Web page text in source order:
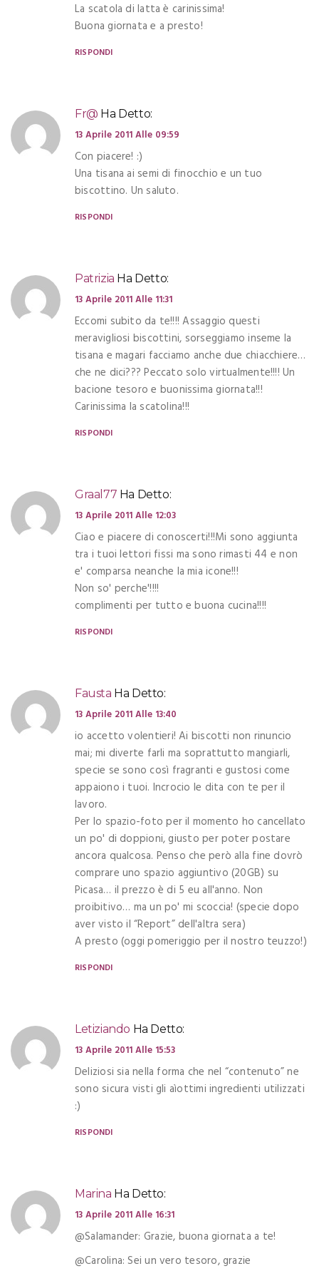
La scatola di latta è carinissima!
Buona giornata e a presto!
RISPONDI
Fr@ Ha Detto:
13 Aprile 2011 Alle 09:59
Con piacere! :)
Una tisana ai semi di finocchio e un tuo
biscottino. Un saluto.
RISPONDI
Patrizia Ha Detto:
13 Aprile 2011 Alle 11:31
Eccomi subito da te!!!! Assaggio questi
meravigliosi biscottini, sorseggiamo inseme la
tisana e magari facciamo anche due chiacchiere…
che ne dici??? Peccato solo virtualmente!!!! Un
bacione tesoro e buonissima giornata!!!
Carinissima la scatolina!!!
RISPONDI
Graal77 Ha Detto:
13 Aprile 2011 Alle 12:03
Ciao e piacere di conoscerti!!!Mi sono aggiunta
tra i tuoi lettori fissi ma sono rimasti 44 e non
e' comparsa neanche la mia icone!!!
Non so' perche'!!!!
complimenti per tutto e buona cucina!!!!
RISPONDI
Fausta Ha Detto:
13 Aprile 2011 Alle 13:40
io accetto volentieri! Ai biscotti non rinuncio
mai; mi diverte farli ma soprattutto mangiarli,
specie se sono così fragranti e gustosi come
appaiono i tuoi. Incrocio le dita con te per il
lavoro.
Per lo spazio-foto per il momento ho cancellato
un po' di doppioni, giusto per poter postare
ancora qualcosa. Penso che però alla fine dovrò
comprare uno spazio aggiuntivo (20GB) su
Picasa… il prezzo è di 5 eu all'anno. Non
proibitivo… ma un po' mi scoccia! (specie dopo
aver visto il “Report” dell'altra sera)
A presto (oggi pomeriggio per il nostro teuzzo!)
RISPONDI
Letiziando Ha Detto:
13 Aprile 2011 Alle 15:53
Deliziosi sia nella forma che nel “contenuto” ne
sono sicura visti gli aìottimi ingredienti utilizzati
:)
RISPONDI
Marina Ha Detto:
13 Aprile 2011 Alle 16:31
@Salamander: Grazie, buona giornata a te!
@Carolina: Sei un vero tesoro, grazie